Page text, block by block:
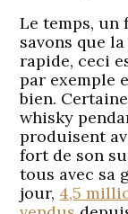
Le temps,
savons que
rapide, ceci
par exemple
bien.
whisky
produisent
fort de son
tous avec sa
jour, 4,5